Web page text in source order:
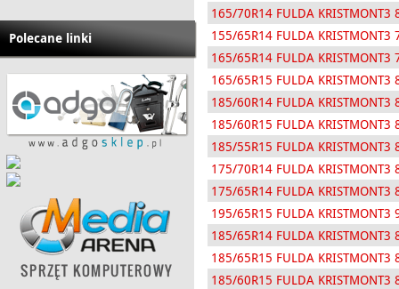
Polecane linki
165/70R14 FULDA KRISTMONT3
155/65R14 FULDA KRISTMONT3
165/65R14 FULDA KRISTMONT3
165/65R15 FULDA KRISTMONT3
185/60R14 FULDA KRISTMONT3
185/60R15 FULDA KRISTMONT3
185/55R15 FULDA KRISTMONT3
175/70R14 FULDA KRISTMONT3
175/65R14 FULDA KRISTMONT3
195/65R15 FULDA KRISTMONT3
185/65R14 FULDA KRISTMONT3
185/65R15 FULDA KRISTMONT3
185/60R15 FULDA KRISTMONT3